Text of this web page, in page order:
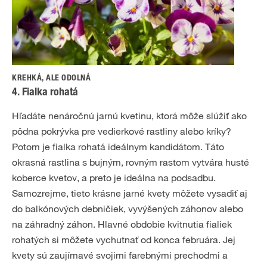
KREHKÁ, ALE ODOLNÁ
4. Fialka rohatá
Hľadáte nenáročnú jarnú kvetinu, ktorá môže slúžiť ako
pôdna pokrývka pre vedierkové rastliny alebo kríky?
Potom je fialka rohatá ideálnym kandidátom. Táto
okrasná rastlina s bujným, rovným rastom vytvára husté
koberce kvetov, a preto je ideálna na podsadbu.
Samozrejme, tieto krásne jarné kvety môžete vysadiť aj
do balkónových debničiek, vyvýšených záhonov alebo
na záhradný záhon. Hlavné obdobie kvitnutia fialiek
rohatých si môžete vychutnať od konca februára. Jej
kvety sú zaujímavé svojimi farebnými prechodmi a